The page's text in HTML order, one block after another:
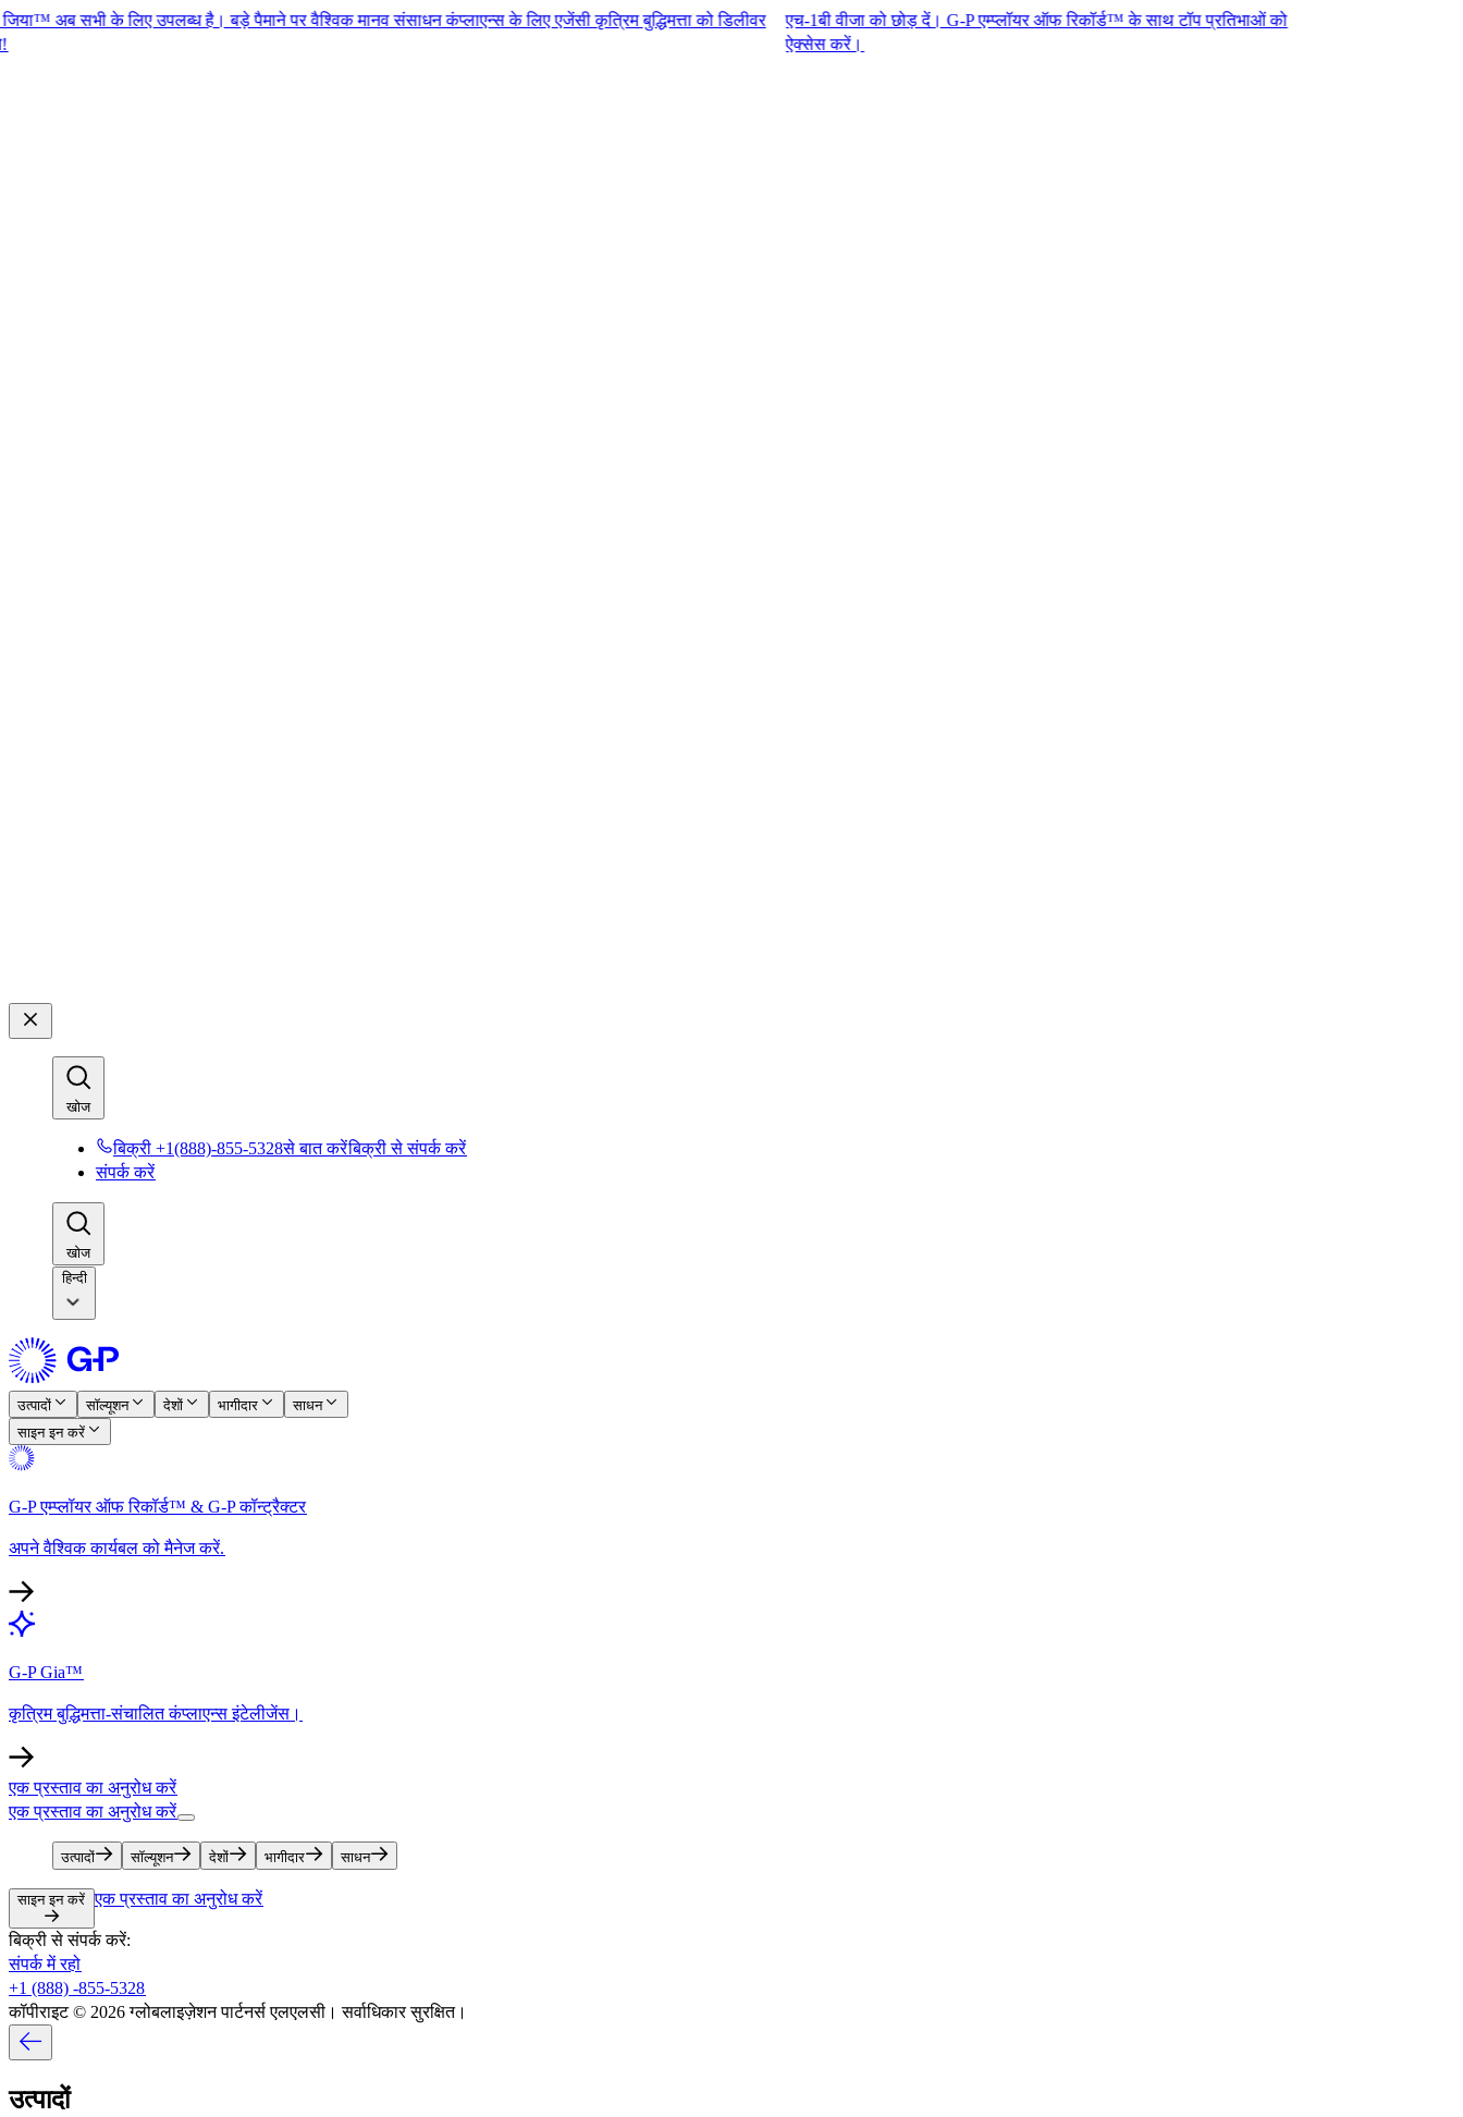
के लिए उपलब्ध है। बड़े पैमाने पर वैश्विक मानव संसाधन कंप्लाएन्स के लिए एजेंसी कृत्रिम बुद्धिमत्ता को डिलीवर
एच-1बी वीजा को छोड़ दें। G-P एम्प्लॉयर ऑफ रिकॉर्ड™ के साथ टॉप प्रतिभाओं को
खोज​​
बिक्री +1(888)-855-5328से बात करें​​बिक्री से संपर्क करें​​
संपर्क करें​​
खोज​​
हिन्दी
उत्पादों​​ सॉल्यूशन​​ देशों​​ भागीदार​​
साधन​​
साइन इन करें​​
G-P एम्प्लॉयर ऑफ रिकॉर्ड™ & G-P कॉन्ट्रैक्टर​​
अपने वैश्विक कार्यबल को मैनेज करें.​​
G-P Gia™​​
कृत्रिम बुद्धिमत्ता-संचालित कंप्लाएन्स इंटेलीजेंस।​​
एक प्रस्ताव का अनुरोध करें​​
एक प्रस्ताव का अनुरोध करें​​
उत्पादों​​ सॉल्यूशन​​ देशों​​ भागीदार​​ साधन​​
साइन इन करें​​ एक प्रस्ताव का अनुरोध करें​​
बिक्री से संपर्क करें:​​
संपर्क में रहो​​
+1 (888) -855-5328​​
कॉपीराइट © 2026 ग्लोबलाइज़ेशन पार्टनर्स एलएलसी। सर्वाधिकार सुरक्षित।​​
उत्पादों​​